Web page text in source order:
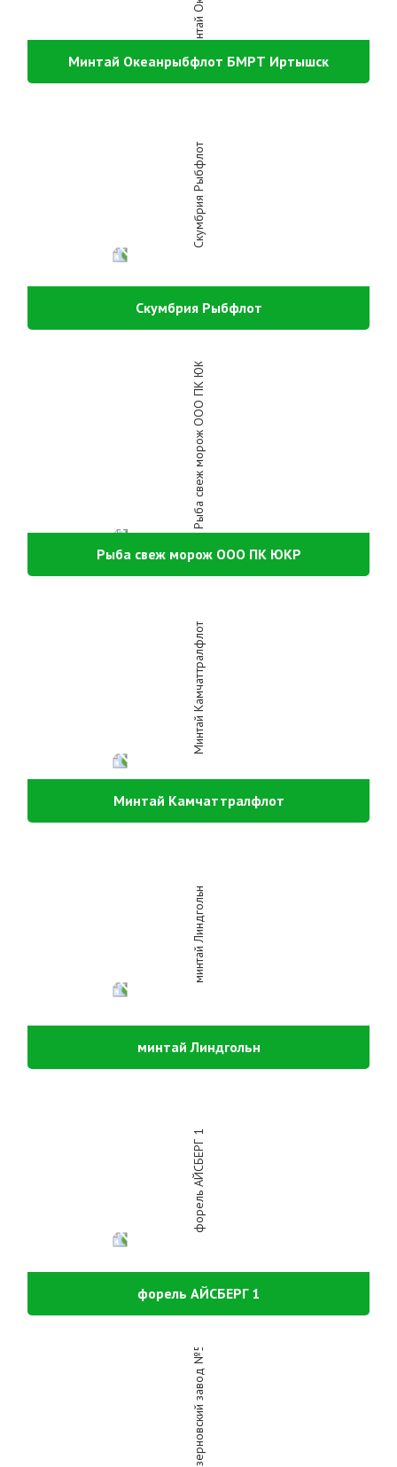
Минтай Океанрыбфлот БМРТ Иртышск
Скумбрия Рыбфлот
Рыба свеж морож ООО ПК ЮКР
Минтай Камчаттралфлот
минтай Линдгольн
форель АЙСБЕРГ 1